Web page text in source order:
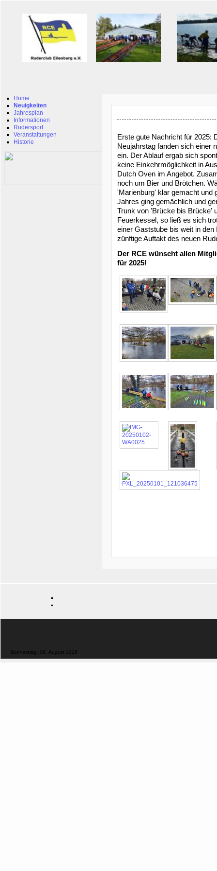
Home
Neuigkeiten
Jahresplan
Informationen
Rudersport
Veranstaltungen
Historie
Erste gute Nachricht für 2025:
Neujahrstag fanden sich einer
ein. Der Ablauf ergab sich
keine Einkehrmöglichkeit in
Dutch Oven im Angebot.
noch um Bier und Brötchen.
'Marienburg' klar gemacht und
Jahres ging gemächlich und
Trunk von 'Brücke bis Brücke'
Feuerkessel, so ließ es sich
einer Gaststube bis weit in
zünftige Auftakt des neuen
Der RCE wünscht allen
für 2025!
Donnerstag, 06. August 2026